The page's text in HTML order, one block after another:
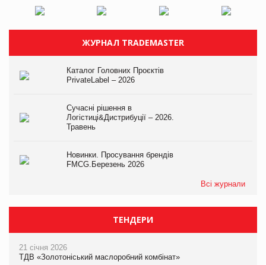
ЖУРНАЛ TRADEMASTER
Каталог Головних Проєктів
PrivateLabel – 2026
Сучасні рішення в
Логістиці&Дистрибуції – 2026.
Травень
Новинки. Просування брендів
FMCG.Березень 2026
Всі журнали
ТЕНДЕРИ
21 січня 2026
ТДВ «Золотоніський маслоробний комбінат»